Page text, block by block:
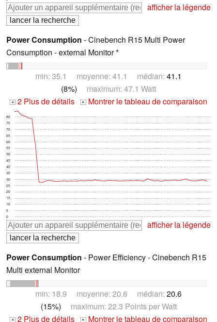
afficher la légende
Power Consumption - Cinebench R15 Multi Power
Consumption - external Monitor *
min: 35.1 moyenne: 41.1 médian: 41.1
(8%) maximum: 47.1 Watt
+ 2 Plus de détails + Montrer le tableau de comparaison
0
5
10
15
20
25
30
35
40
45
50
55
60
65
70
75
80
afficher la légende
Power Consumption - Power Efficiency - Cinebench R15
Multi external Monitor
min: 18.9 moyenne: 20.6 médian: 20.6
(15%) maximum: 22.3 Points per Watt
+ 2 Plus de détails + Montrer le tableau de comparaison